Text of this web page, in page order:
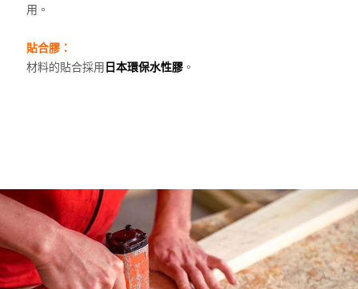
用。
貼合膠：
材料的貼合採用日本環保水性膠 。